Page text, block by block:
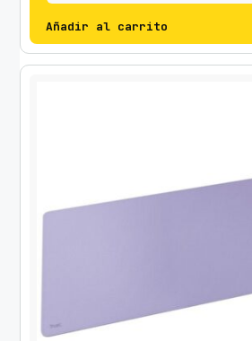
Añadir al carrito